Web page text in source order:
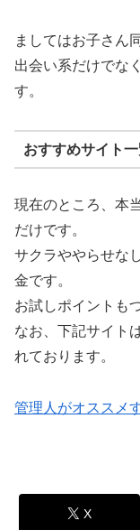
ましてはお子さん
出会い系だけでな
す。
おすすめサイト
現在のところ、本
だけです。
サクラややらせな
金です。
お試しポイントも
なお、下記サイト
れております。
管理人がオススメ
X